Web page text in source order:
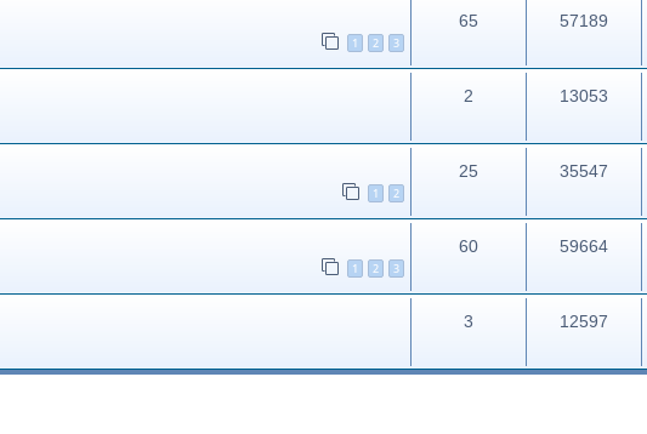
1 2 3
65 57189
2 13053
1 2
25 35547
1 2 3
60 59664
3 12597